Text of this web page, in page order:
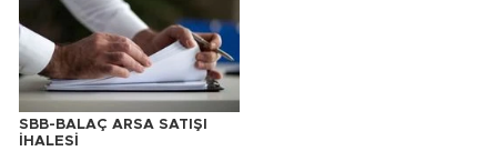
SBB-BALAÇ ARSA SATIŞI
İHALESİ